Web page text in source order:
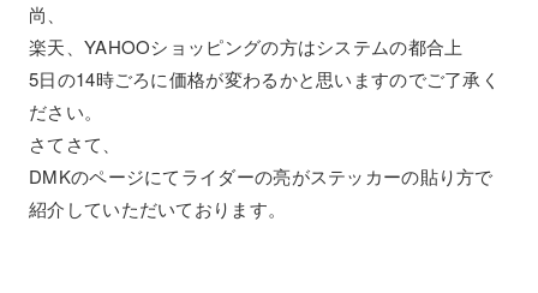
尚、
楽天、YAHOOショッピングの方はシステムの都合上
5日の14時ごろに価格が変わるかと思いますのでご了承く
ださい。
さてさて、
DMKのページにてライダーの亮がステッカーの貼り方で
紹介していただいております。